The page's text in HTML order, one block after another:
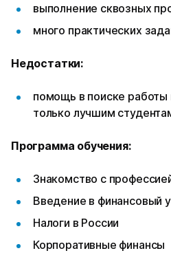
выполнение сквозных
много практических
Недостатки:
помощь в поиске работы
только лучшим
Программа обучения:
Знакомство с
Введение в финансовый
Налоги в России
Корпоративные финансы